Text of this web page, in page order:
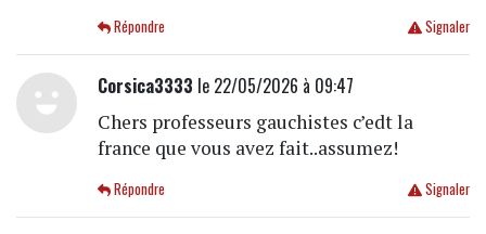
Signaler
Répondre
Corsica3333 le 22/05/2026 à 09:47
Chers professeurs gauchistes c’edt la
france que vous avez fait..assumez!
Signaler
Répondre